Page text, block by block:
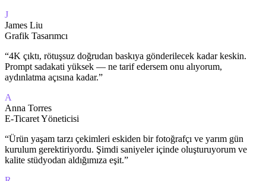
J
James Liu
Grafik Tasarımcı
“4K çıktı, rötuşsuz doğrudan baskıya gönderilecek kadar keskin.
Prompt sadakati yüksek — ne tarif edersem onu alıyorum,
aydınlatma açısına kadar.”
A
Anna Torres
E-Ticaret Yöneticisi
“Ürün yaşam tarzı çekimleri eskiden bir fotoğrafçı ve yarım gün
kurulum gerektiriyordu. Şimdi saniyeler içinde oluşturuyorum ve
kalite stüdyodan aldığımıza eşit.”